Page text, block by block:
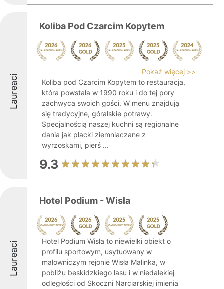
Laureaci
Koliba Pod Czarcim Kopytem
Pokaż więcej >>
Koliba pod Czarcim Kopytem to restauracja,
która powstała w 1990 roku i do tej pory
zachwyca swoich gości. W menu znajdują
się tradycyjne, góralskie potrawy.
Specjalnością naszej kuchni są regionalne
dania jak placki ziemniaczane z
wyrzoskami, pierś ...
9.3
Laureaci
Hotel Podium - Wisła
Hotel Podium Wisła to niewielki obiekt o
profilu sportowym, usytuowany w
malowniczym rejonie Wisła Malinka, w
pobliżu beskidzkiego lasu i w niedalekiej
odległości od Skoczni Narciarskiej imienia